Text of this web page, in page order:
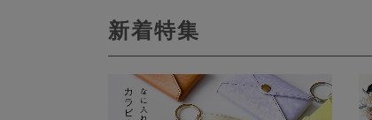
新着特集